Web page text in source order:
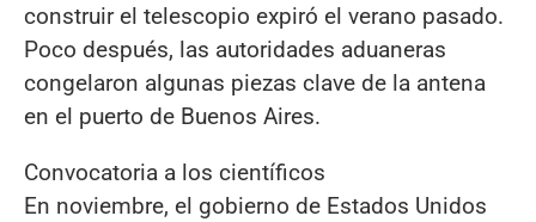
construir el telescopio expiró el verano pasado.
Poco después, las autoridades aduaneras
congelaron algunas piezas clave de la antena
en el puerto de Buenos Aires.
Convocatoria a los científicos
En noviembre, el gobierno de Estados Unidos